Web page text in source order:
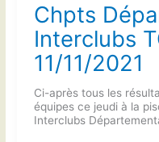
Chpts
Interclubs
11/11/2021
Ci-après tous les
équipes ce jeudi à la
Interclubs